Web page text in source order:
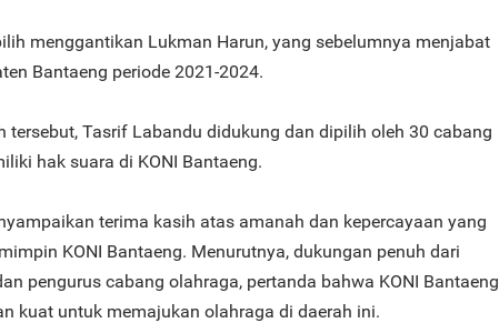
menggantikan Lukman Harun, yang sebelumnya menjabat
Bantaeng periode 2021-2024.
tersebut, Tasrif Labandu didukung dan dipilih oleh 30 cabang
hak suara di KONI Bantaeng.
terima kasih atas amanah dan kepercayaan yang
KONI Bantaeng. Menurutnya, dukungan penuh dari
pengurus cabang olahraga, pertanda bahwa KONI Bantaeng
kuat untuk memajukan olahraga di daerah ini.